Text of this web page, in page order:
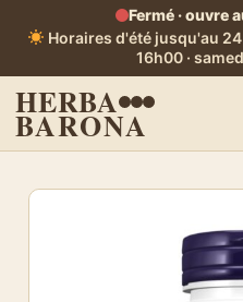
Fermé · ouvre
Horaires d'été jusqu'au
16h00 ·
HERBA
BARONA